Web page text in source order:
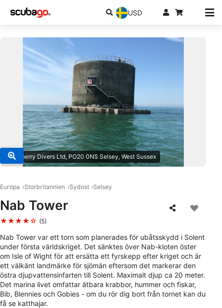
USD
© Mulberry Divers Ltd, PO20 0NS Selsey, West Sussex
Europa Storbritannien Sydost Selsey
Nab Tower
★★★★☆ (5)
Nab Tower var ett torn som planerades för ubåtsskydd i Solent
under första världskriget. Det sänktes över Nab-kloten öster
om Isle of Wight för att ersätta ett fyrskepp efter kriget och är
ett välkänt landmärke för sjömän eftersom det markerar den
östra djupvattensinfarten till Solent. Maximalt djup ca 20 meter.
Det marina livet omfattar ätbara krabbor, hummer och fiskar,
Bib, Blennies och Gobies - om du rör dig bort från tornet kan du
få se katthajar.